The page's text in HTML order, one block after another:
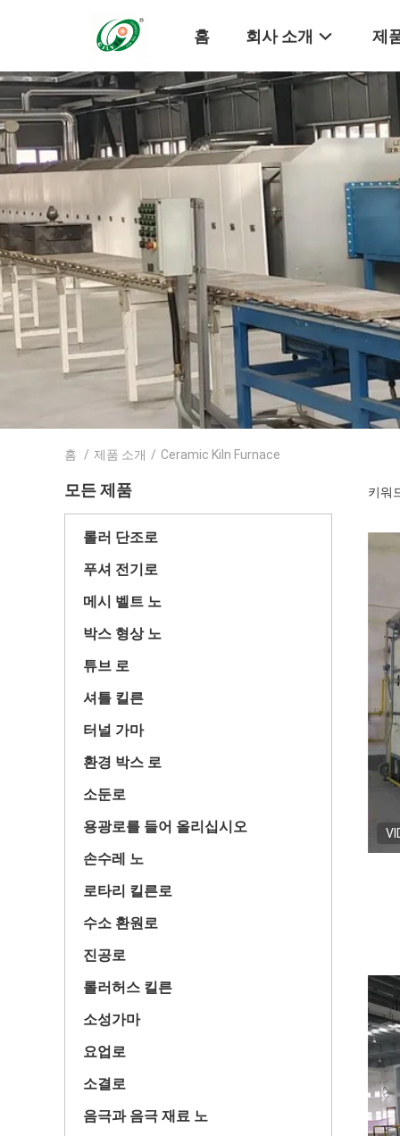
홈 회사 소개 제
홈 / 제품 소개 / Ceramic Kiln Furnace
모든 제품
롤러 단조로
푸셔 전기로
메시 벨트 노
박스 형상 노
튜브 로
셔틀 킬른
터널 가마
환경 박스 로
소둔로
용광로를 들어 올리십시오
손수레 노
로타리 킬른로
수소 환원로
진공로
롤러허스 킬른
소성가마
요업로
소결로
음극과 음극 재료 노
키워